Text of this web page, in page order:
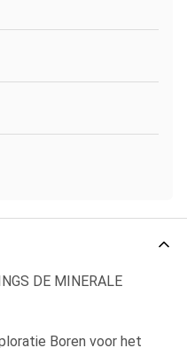
DE MINERALE
Boren voor het